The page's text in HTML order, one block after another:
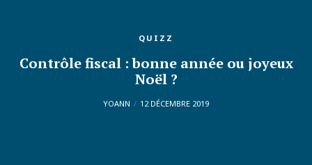
QUIZZ
Contrôle fiscal : bonne année ou joyeux
Noël ?
YOANN 12 DÉCEMBRE 2019